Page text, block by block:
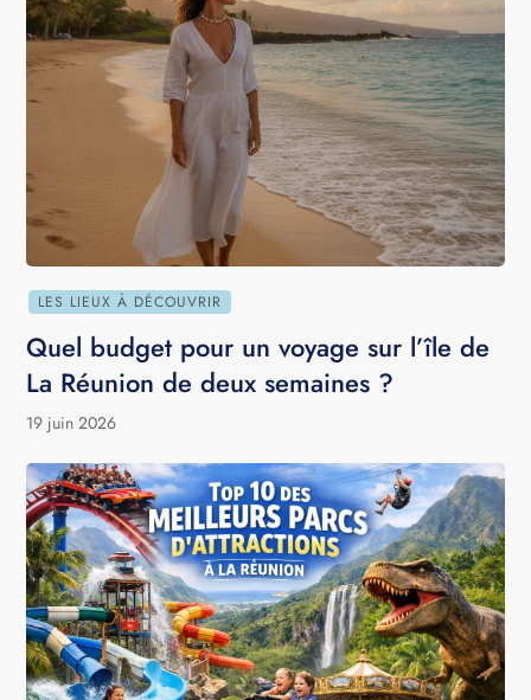
LES LIEUX À DÉCOUVRIR
Quel budget pour un voyage sur l’île de
La Réunion de deux semaines ?
19 juin 2026